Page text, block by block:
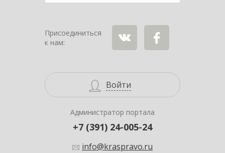
Присоединиться
к нам:
Войти
Администратор портала
+7 (391) 24-005-24
info@kraspravo.ru